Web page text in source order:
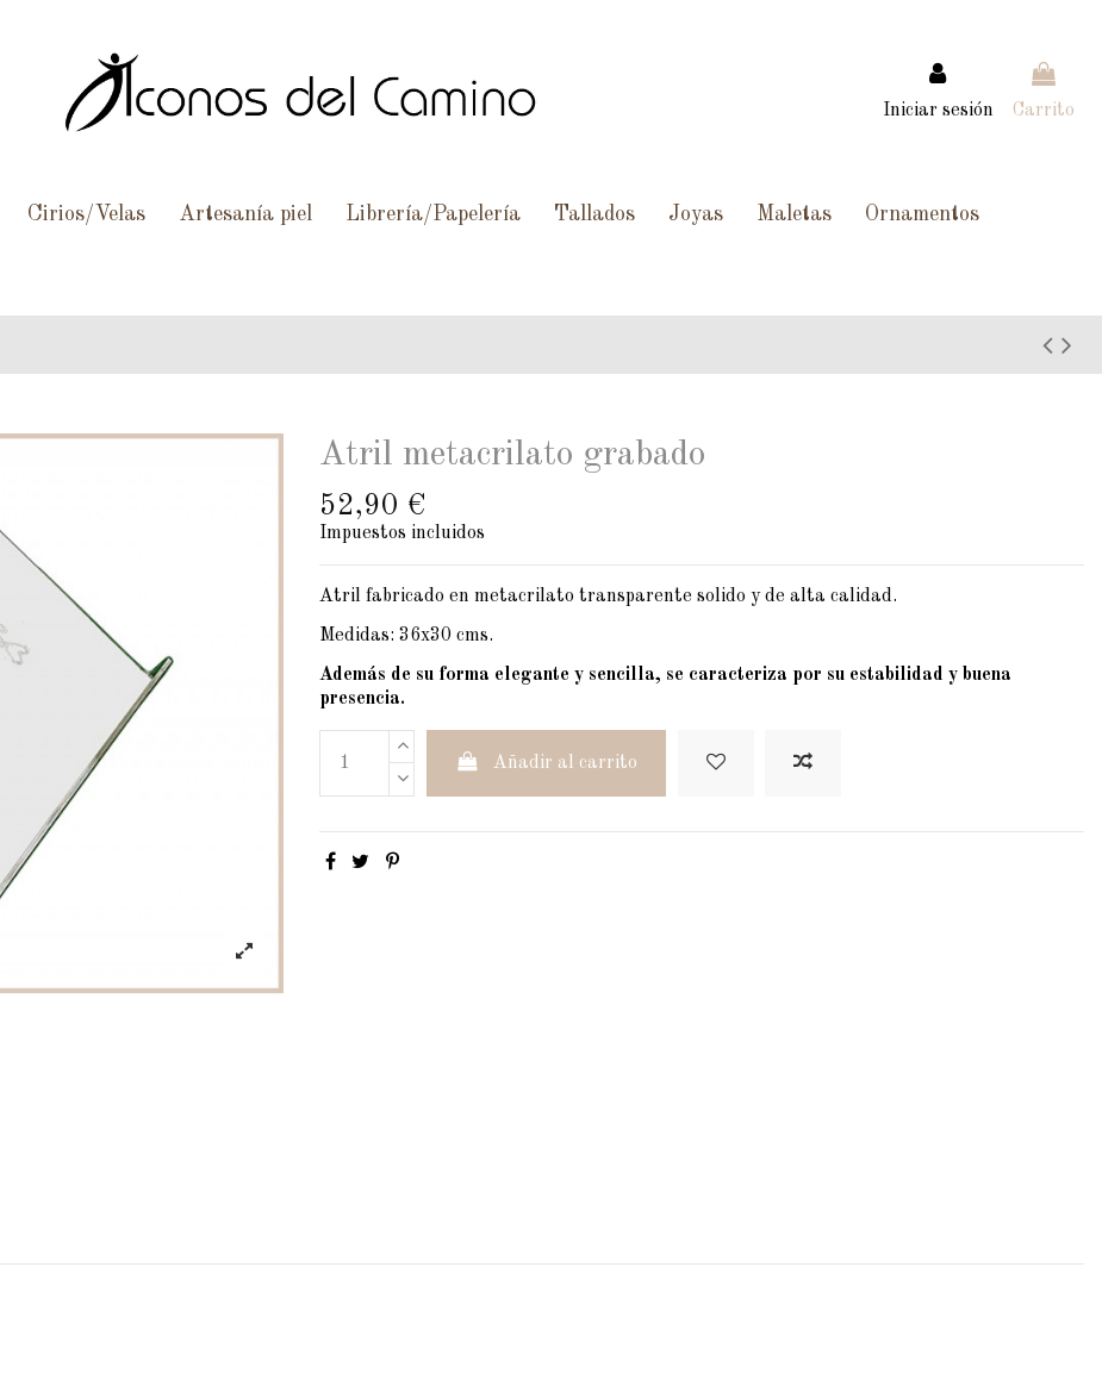
Iniciar sesión Carrito
Cirios/Velas Artesanía piel Librería/Papelería Tallados Joyas Maletas Ornamentos
Atril metacrilato grabado
52,90 €
Impuestos incluidos
Atril fabricado en metacrilato transparente solido y de alta calidad.
Medidas: 36x30 cms.
Además de su forma elegante y sencilla, se caracteriza por su estabilidad y buena
presencia.
Añadir al carrito